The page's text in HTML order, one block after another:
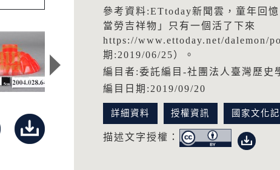
參考資料:ETtoday新聞雲，童年回
當勞吉祥物」只有一個活了下來
https://www.ettoday.net/dalemon/
期:2019/06/25）。
編目者:委託編目-社團法人臺灣歷史
編目日期:2019/09/20
詳細資料 授權資訊 國家文化
描述文字授權：